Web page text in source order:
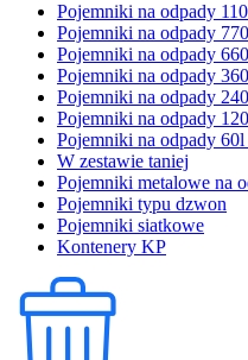
Pojemniki na odpady
Pojemniki na odpady
Pojemniki na odpady
Pojemniki na odpady
Pojemniki na odpady
Pojemniki na odpady
Pojemniki na odpady
W zestawie taniej
Pojemniki metalowe na
Pojemniki typu dzwon
Pojemniki siatkowe
Kontenery KP